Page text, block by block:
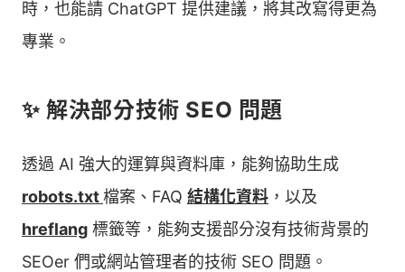
時，也能請 ChatGPT 提供建議，將其改寫得更為
專業。
✨ 解決部分技術 SEO 問題
透過 AI 強大的運算與資料庫，能夠協助生成
robots.txt檔案、FAQ 結構化資料 ，以及
hreflang 標籤等，能夠支援部分沒有技術背景的
SEOer 們或網站管理者的技術 SEO 問題。